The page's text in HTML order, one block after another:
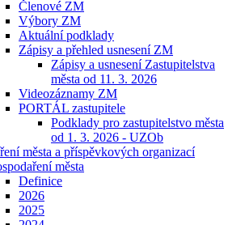
Členové ZM
Výbory ZM
Aktuální podklady
Zápisy a přehled usnesení ZM
Zápisy a usnesení Zastupitelstva
města od 11. 3. 2026
Videozáznamy ZM
PORTÁL zastupitele
Podklady pro zastupitelstvo města
od 1. 3. 2026 - UZOb
města a příspěvkových organizací
města
Definice
2026
2025